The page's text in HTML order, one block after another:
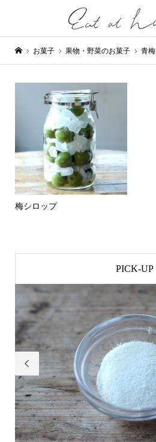
お菓子 果物・野菜のお菓子 青梅
梅シロップ
PICK-UP
